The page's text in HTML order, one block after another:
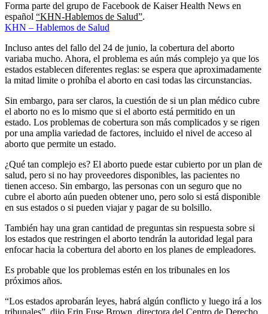
Forma parte del grupo de Facebook de Kaiser Health News en
español “KHN-Hablemos de Salud”.
KHN – Hablemos de Salud
Incluso antes del fallo del 24 de junio, la cobertura del aborto
variaba mucho. Ahora, el problema es aún más complejo ya que los
estados establecen diferentes reglas: se espera que aproximadamente
la mitad limite o prohíba el aborto en casi todas las circunstancias.
Sin embargo, para ser claros, la cuestión de si un plan médico cubre
el aborto no es lo mismo que si el aborto está permitido en un
estado. Los problemas de cobertura son más complicados y se rigen
por una amplia variedad de factores, incluido el nivel de acceso al
aborto que permite un estado.
¿Qué tan complejo es? El aborto puede estar cubierto por un plan de
salud, pero si no hay proveedores disponibles, las pacientes no
tienen acceso. Sin embargo, las personas con un seguro que no
cubre el aborto aún pueden obtener uno, pero solo si está disponible
en sus estados o si pueden viajar y pagar de su bolsillo.
También hay una gran cantidad de preguntas sin respuesta sobre si
los estados que restringen el aborto tendrán la autoridad legal para
enfocar hacia la cobertura del aborto en los planes de empleadores.
Es probable que los problemas estén en los tribunales en los
próximos años.
“Los estados aprobarán leyes, habrá algún conflicto y luego irá a los